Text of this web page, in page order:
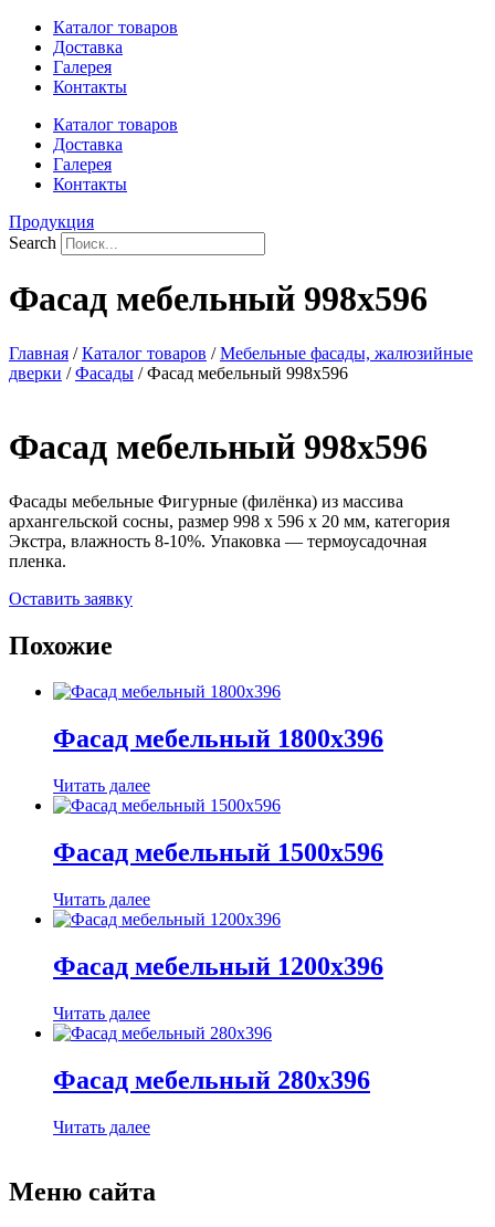
Каталог товаров
Доставка
Галерея
Контакты
Каталог товаров
Доставка
Галерея
Контакты
Продукция
Search
Фасад мебельный 998х596
Главная /Каталог товаров /Мебельные фасады, жалюзийные
дверки /Фасады / Фасад мебельный 998х596
Фасад мебельный 998х596
Фасады мебельные Фигурные (филёнка) из массива
архангельской сосны, размер 998 х 596 х 20 мм, категория
Экстра, влажность 8-10%. Упаковка — термоусадочная
пленка.
Оставить заявку
Похожие
Фасад мебельный 1800х396
Читать далее
Фасад мебельный 1500х596
Читать далее
Фасад мебельный 1200х396
Читать далее
Фасад мебельный 280х396
Читать далее
Меню сайта